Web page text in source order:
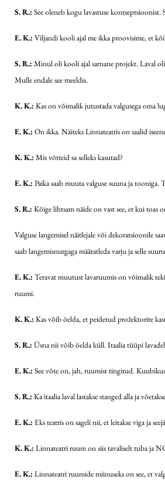
S. R.: See oleneb kogu lavastuse
E. K.: Viljandi kooli ajal me ikka proovisime, et
S. R.: Minul oli kooli ajal sarnane projekt. Laval oli
Mulle endale see meeldis.
K. K.: Kas on võimalik jutustada valgusega oma
E. K.: On ikka. Näiteks Linnateatris on saalid
K. K.: Mis võtteid sa selleks kasutad?
E. K.: Paika saab muuta valguse suuna ja tooniga.
S. R.: Kõige lihtsam näide on vast see, et kui toas
Valguse langemisel näitlejale või dekoratsioonile
saab langemisnurgaga määratleda varju ja selle
E. K.: Teravat muutust lavaruumis on võimalik
ruumi.
K. K.: Kas võib öelda, et peidetud prožektorite
S. R.: Üsna nii võib öelda küll. Itaalia tüüpi
E. K.: See võte on, jah, ruumist tingitud.
S. R.: Ka itaalia laval lastakse stanged alla ja
E. K.: Eks teatris on sageli nii, et leitakse viga ja
K. K.: Linnateatri ruum on siis tavaliselt tuba ja
E. K.: Linnateatri ruumide miinuseks on see, et